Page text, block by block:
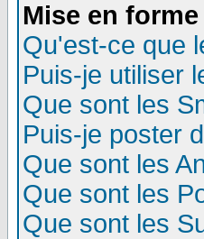
Mise en
Qu'est-ce que
Puis-je utiliser
Que sont les
Puis-je poster
Que sont les
Que sont les
Que sont les